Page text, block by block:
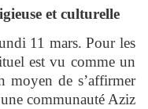
et culturelle
11 mars. Pour les
est vu comme un
moyen de s’affirmer
communauté Aziz